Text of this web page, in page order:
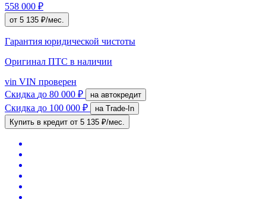
558 000 ₽
от 5 135 ₽/мес.
Гарантия юридической чистоты
Оригинал ПТС в наличии
vin VIN проверен
Скидка до 80 000 ₽ на автокредит
Скидка до 100 000 ₽
на Trade-In
Купить в кредит от 5 135 ₽/мес.